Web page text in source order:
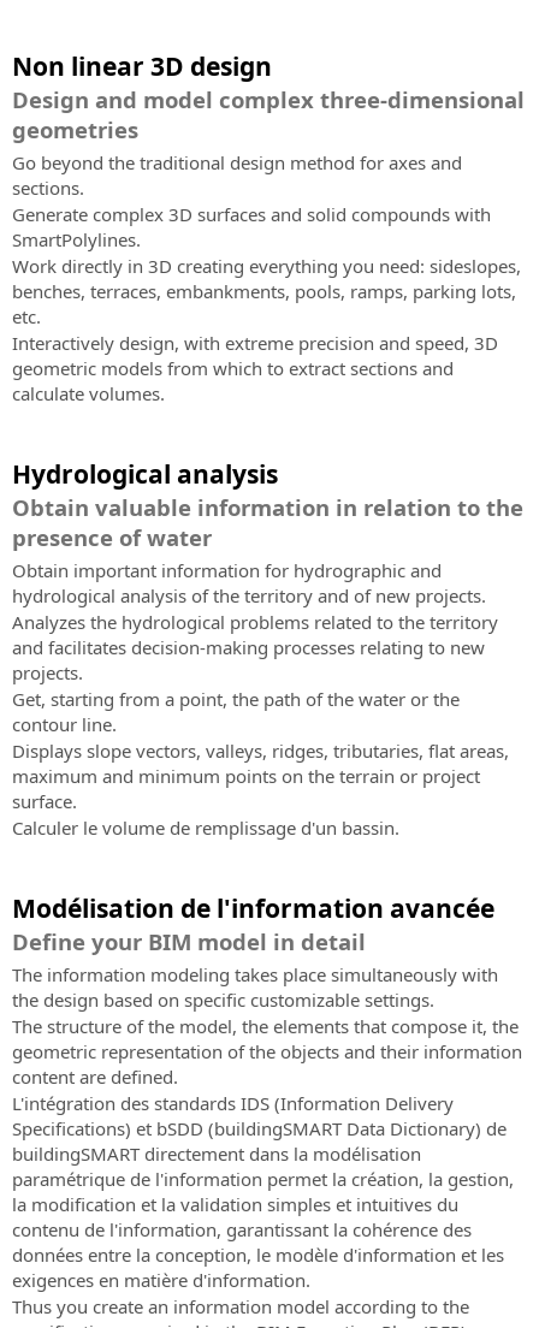
Non linear 3D design
Design and model complex three-dimensional
geometries
Go beyond the traditional design method for axes and
sections.
Generate complex 3D surfaces and solid compounds with
SmartPolylines.
Work directly in 3D creating everything you need: sideslopes,
benches, terraces, embankments, pools, ramps, parking lots,
etc.
Interactively design, with extreme precision and speed, 3D
geometric models from which to extract sections and
calculate volumes.
Hydrological analysis
Obtain valuable information in relation to the
presence of water
Obtain important information for hydrographic and
hydrological analysis of the territory and of new projects.
Analyzes the hydrological problems related to the territory
and facilitates decision-making processes relating to new
projects.
Get, starting from a point, the path of the water or the
contour line.
Displays slope vectors, valleys, ridges, tributaries, flat areas,
maximum and minimum points on the terrain or project
surface.
Calculer le volume de remplissage d'un bassin.
Modélisation de l'information avancée
Define your BIM model in detail
The information modeling takes place simultaneously with
the design based on specific customizable settings.
The structure of the model, the elements that compose it, the
geometric representation of the objects and their information
content are defined.
L'intégration des standards IDS (Information Delivery
Specifications) et bSDD (buildingSMART Data Dictionary) de
buildingSMART directement dans la modélisation
paramétrique de l'information permet la création, la gestion,
la modification et la validation simples et intuitives du
contenu de l'information, garantissant la cohérence des
données entre la conception, le modèle d'information et les
exigences en matière d'information.
Thus you create an information model according to the